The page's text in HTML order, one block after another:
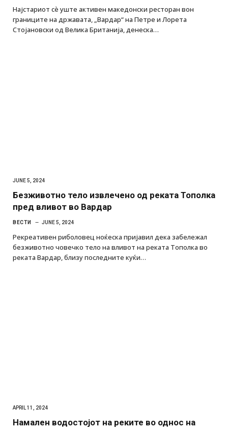
Најстариот сѐ уште активен македонски ресторан вон
границите на државата, „Вардар“ на Петре и Лорета
Стојановски од Велика Британија, денеска…
JUNE 5, 2024
Безживотно тело извлечено од реката Тополка
пред вливот во Вардар
ВЕСТИ JUNE 5, 2024
Рекреативен риболовец ноќеска пријавил дека забележал
безживотно човечко тело на вливот на реката Тополка во
реката Вардар, близу последните куќи…
APRIL 11, 2024
Намален водостојот на реките во однос на